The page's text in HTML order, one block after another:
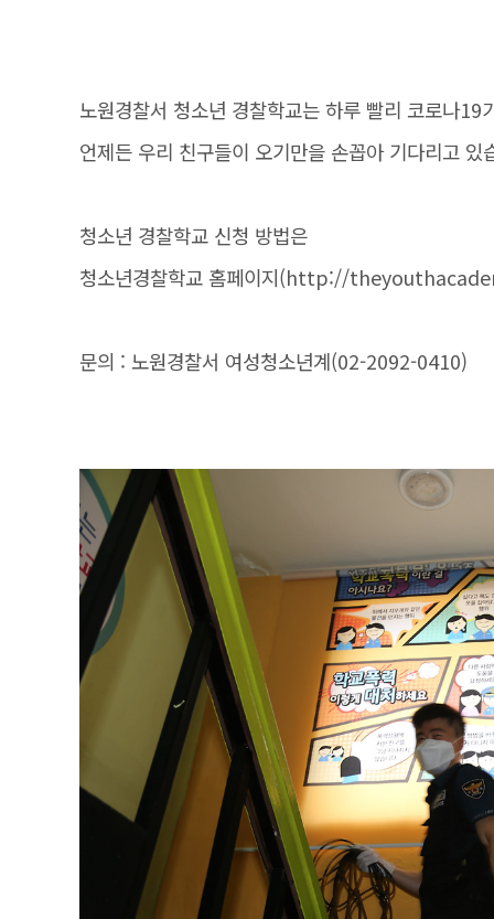
노원경찰서 청소년 경찰학교는 하루 빨리 코로나19
언제든 우리 친구들이 오기만을 손꼽아 기다리고 있
청소년 경찰학교 신청 방법은
청소년경찰학교 홈페이지(http://
문의 : 노원경찰서 여성청소년계(02-2092-0410)